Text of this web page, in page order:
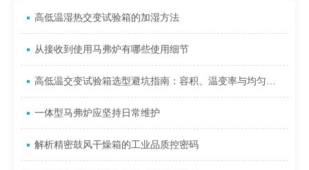
高低温湿热交变试验箱的加湿方法
从接收到使用马弗炉有哪些使用细节
高低温交变试验箱选型避坑指南：容积、温变率与均匀性指标如何权衡？
一体型马弗炉应坚持日常维护
解析精密鼓风干燥箱的工业品质控密码